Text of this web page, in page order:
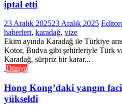
iptal etti
23 Aralık 202523 Aralık 2025 Editor
haberleri, karadağ, vize
Ekim ayında Karadağ ile Türkiye
Kotor, Budva gibi şehirleriyle Türk
Karadağ, sürpriz bir karar...
Dünya
Hong Kong’daki yangın
yükseldi